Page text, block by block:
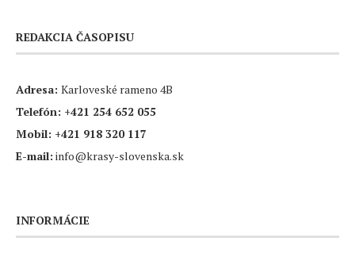
REDAKCIA ČASOPISU
Adresa: Karloveské rameno 4B
Telefón: +421 254 652 055
Mobil: +421 918 320 117
E-mail: info@krasy-slovenska.sk
INFORMÁCIE